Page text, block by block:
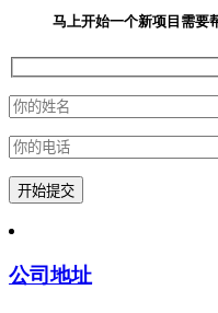
马上开始一个新项目 需要
公司地址